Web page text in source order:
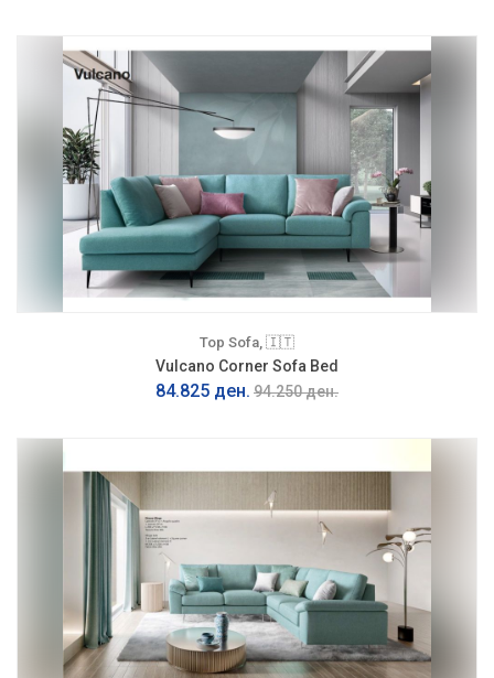
Top Sofa, 🇮🇹
Vulcano Corner Sofa Bed
84.825 ден. 94.250 ден.